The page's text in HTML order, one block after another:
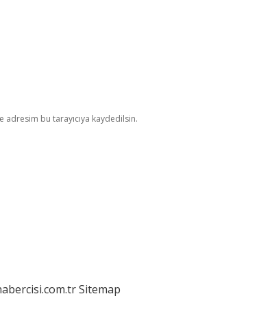
adresim bu tarayıcıya kaydedilsin.
Sitemap